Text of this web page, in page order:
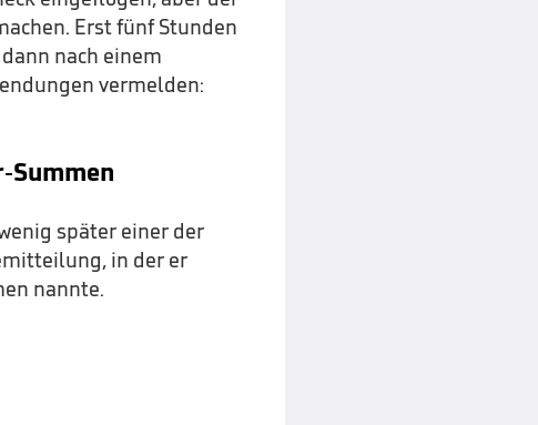
Erst fünf Stunden
nach einem
vermelden:
später einer der
in der er
nannte.